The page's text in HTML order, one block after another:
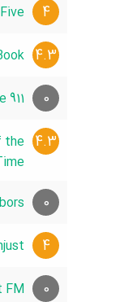
4
4.3
0
911
4.3
the
0
4
0
FM